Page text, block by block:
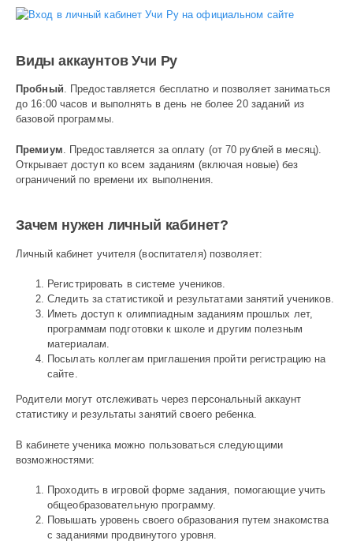
Виды аккаунтов Учи Ру
Пробный. Предоставляется бесплатно и позволяет заниматься
до 16:00 часов и выполнять в день не более 20 заданий из
базовой программы.
Премиум . Предоставляется за оплату (от 70 рублей в месяц).
Открывает доступ ко всем заданиям (включая новые) без
ограничений по времени их выполнения.
Зачем нужен личный кабинет?
Личный кабинет учителя (воспитателя) позволяет:
Регистрировать в системе учеников.
Следить за статистикой и результатами занятий учеников.
Иметь доступ к олимпиадным заданиям прошлых лет,
программам подготовки к школе и другим полезным
материалам.
Посылать коллегам приглашения пройти регистрацию на
сайте.
Родители могут отслеживать через персональный аккаунт
статистику и результаты занятий своего ребенка.
В кабинете ученика можно пользоваться следующими
возможностями:
Проходить в игровой форме задания, помогающие учить
общеобразовательную программу.
Повышать уровень своего образования путем знакомства
с заданиями продвинутого уровня.